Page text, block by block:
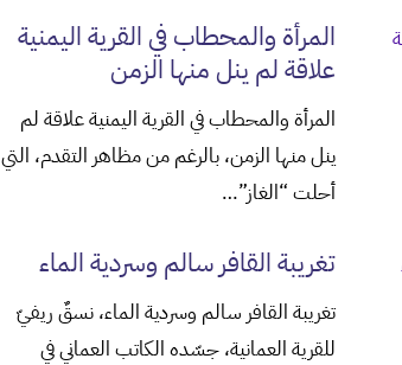
المرأة والمحطاب في القرية اليمنية
علاقة لم ينل منها الزمن
المرأة والمحطاب في القرية اليمنية علاقة لم
ينل منها الزمن، بالرغم من مظاهر التقدم، التي
أحلت “الغاز”…
تغريبة القافر سالم وسردية الماء
تغريبة القافر سالم وسردية الماء، نسقٌ ريفيّ
للقرية العمانية، جسّده الكاتب العماني في